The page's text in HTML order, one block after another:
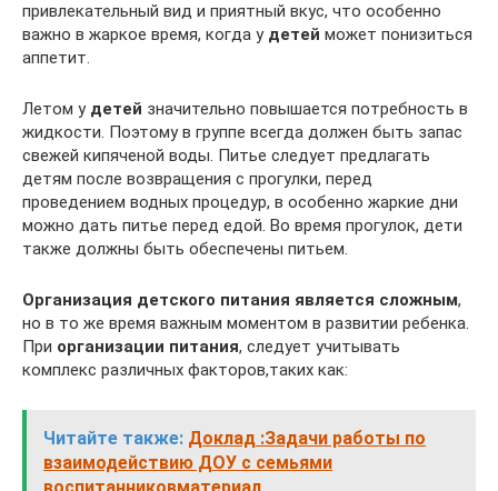
привлекательный вид и приятный вкус, что особенно
важно в жаркое время, когда у детей может понизиться
аппетит.
Летом у детей значительно повышается потребность в
жидкости. Поэтому в группе всегда должен быть запас
свежей кипяченой воды. Питье следует предлагать
детям после возвращения с прогулки, перед
проведением водных процедур, в особенно жаркие дни
можно дать питье перед едой. Во время прогулок, дети
также должны быть обеспечены питьем.
Организация детского питания является сложным,
но в то же время важным моментом в развитии ребенка.
При организации питания, следует учитывать
комплекс различных факторов,таких как:
Читайте также: Доклад :Задачи работы по
взаимодействию ДОУ с семьями